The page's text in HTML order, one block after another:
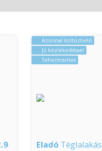
Azonnal költözhető
Jó közlekedéssel
Tehermentes
Eladó Téglalakás